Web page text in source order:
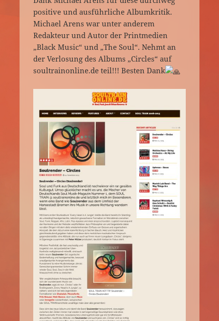
positive und ausführliche Albumkritik.
Michael Arens war unter anderem
Redakteur und Autor der Printmedien
„Black Music“ und „The Soul“. Nehmt an
der Verlosung des Albums „Circles“ auf
soultrainonline.de teil!!! Besten Dank